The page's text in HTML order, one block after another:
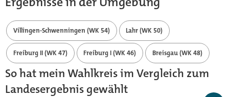
Villingen-Schwenningen (WK 54) Lahr (WK 50)
Freiburg II (WK 47) Freiburg I (WK 46) Breisgau (WK 48)
So hat mein Wahlkreis im Vergleich zum
Landesergebnis gewählt